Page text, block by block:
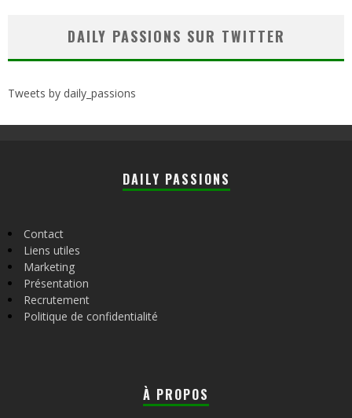
DAILY PASSIONS SUR TWITTER
Tweets by daily_passions
DAILY PASSIONS
Contact
Liens utiles
Marketing
Présentation
Recrutement
Politique de confidentialité
À PROPOS